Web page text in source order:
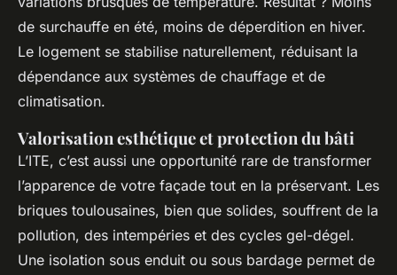
de surchauffe en été, moins de déperdition en hiver.
Le logement se stabilise naturellement, réduisant la
dépendance aux systèmes de chauffage et de
climatisation.
Valorisation esthétique et protection du bâti
L’ITE, c’est aussi une opportunité rare de transformer
l’apparence de votre façade tout en la préservant. Les
briques toulousaines, bien que solides, souffrent de la
pollution, des intempéries et des cycles gel-dégel.
Une isolation sous enduit ou sous bardage permet de